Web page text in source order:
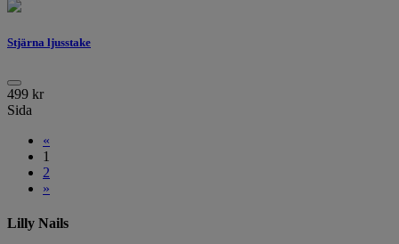
Stjärna ljusstake
499 kr
Sida
«
1
2
»
Lilly Nails